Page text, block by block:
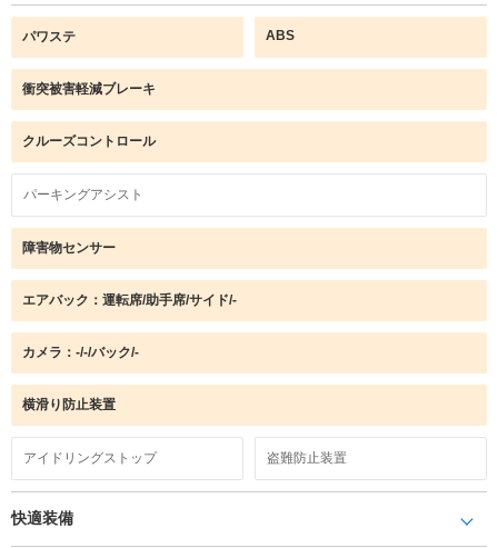
パワステ ABS
衝突被害軽減ブレーキ
クルーズコントロール
パーキングアシスト
障害物センサー
エアバック：運転席/助手席/サイド/-
カメラ：-/-/バック/-
横滑り防止装置
アイドリングストップ 盗難防止装置
快適装備